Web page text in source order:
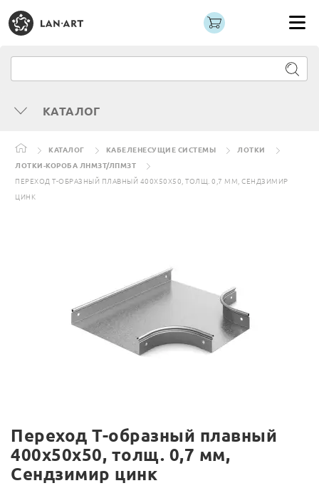
КАТАЛОГ
КАТАЛОГ КАБЕЛЕНЕСУЩИЕ СИСТЕМЫ
ЛОТКИ
ЛОТКИ-КОРОБА ЛНМЗТ/ЛПМЗТ
ПЕРЕХОД Т-ОБРАЗНЫЙ ПЛАВНЫЙ 400Х50Х50, ТОЛЩ. 0,7 ММ, СЕНДЗИМИР
ЦИНК
Переход Т-образный плавный
400х50х50, толщ. 0,7 мм,
Сендзимир цинк